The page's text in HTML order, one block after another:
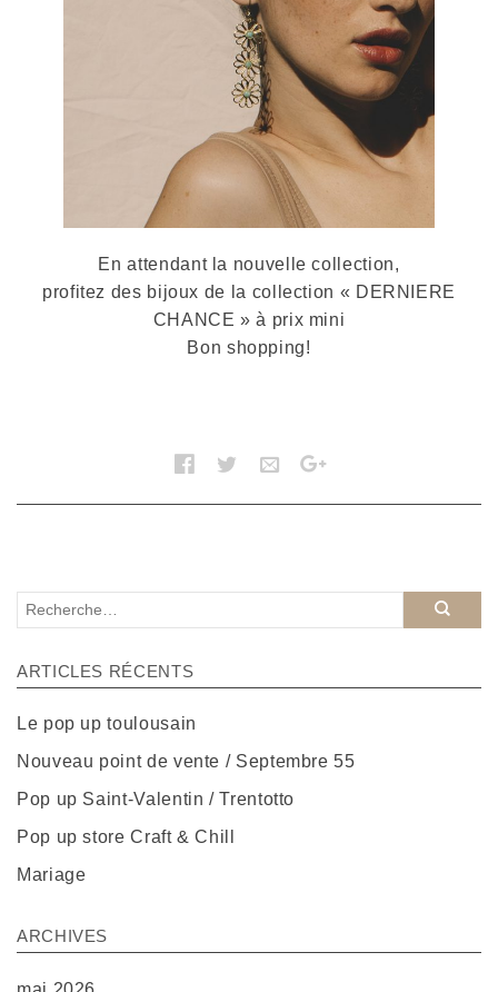
En attendant la nouvelle collection,
profitez des bijoux de la collection « DERNIERE
CHANCE » à prix mini
Bon shopping!
ARTICLES RÉCENTS
Le pop up toulousain
Nouveau point de vente / Septembre 55
Pop up Saint-Valentin / Trentotto
Pop up store Craft & Chill
Mariage
ARCHIVES